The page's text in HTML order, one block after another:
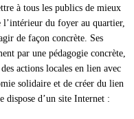
à tous les publics de mieux
du foyer au quartier,
de façon concrète. Ses
par une pédagogie concrète,
actions locales en lien avec
solidaire et de créer du lien
dispose d’un site Internet :